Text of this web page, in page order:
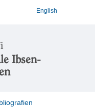
English
Ibsen-